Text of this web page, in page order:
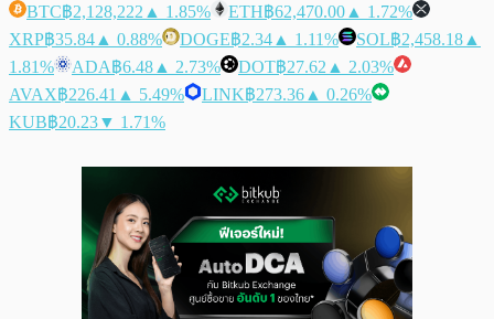
BTC฿2,128,222 ▲ 1.85% ETH฿62,470.00 ▲ 1.72%
XRP฿35.84 ▲ 0.88% DOGE฿2.34 ▲ 1.11% SOL฿2,458.18 ▲
1.81%
ADA฿6.48 ▲ 2.73% DOT฿27.62 ▲ 2.03%
AVAX฿226.41 ▲ 5.49% LINK฿273.36 ▲ 0.26%
KUB฿20.23▼ 1.71%